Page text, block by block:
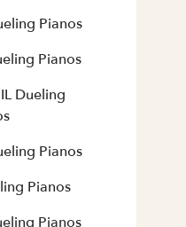
Pianos
Pianos
Dueling
Pianos
Pianos
Pianos